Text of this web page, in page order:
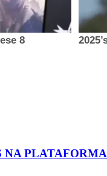
NA PLATAFORMA